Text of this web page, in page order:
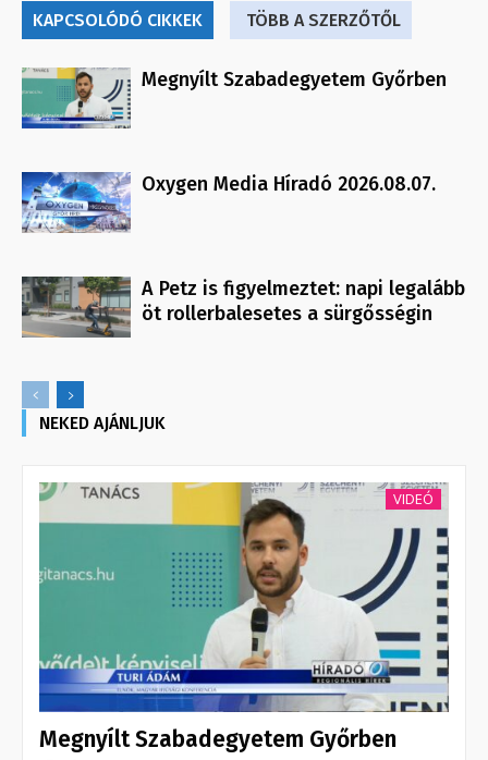
KAPCSOLÓDÓ CIKKEK TÖBB A SZERZŐTŐL
Megnyílt Szabadegyetem Győrben
Oxygen Media Híradó 2026.08.07.
A Petz is figyelmeztet: napi legalább
öt rollerbalesetes a sürgősségin
NEKED AJÁNLJUK
VIDEÓ
Megnyílt Szabadegyetem Győrben